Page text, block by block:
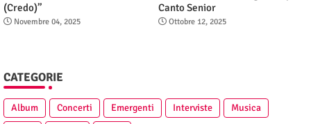
(Credo)”
Novembre 04, 2025
Canto Senior
Ottobre 12, 2025
CATEGORIE
Album Concerti Emergenti Interviste
Musica